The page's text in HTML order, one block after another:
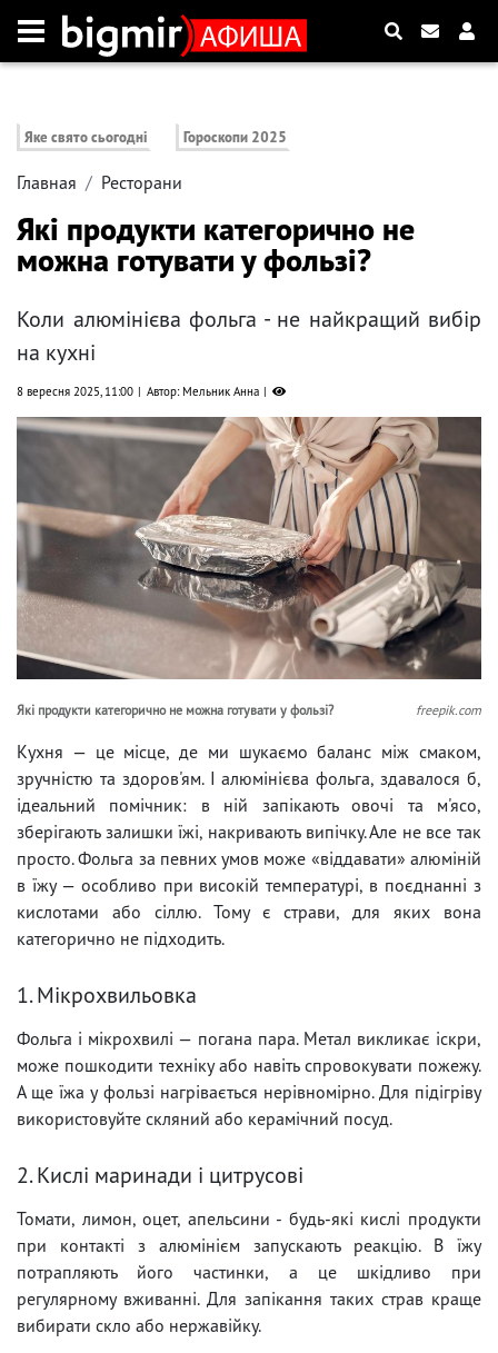
Яке свято сьогодні Гороскопи 2025
Главная Ресторани
Які продукти категорично не
можна готувати у фользі?
Коли алюмінієва фольга - не найкращий вибір
на кухні
8 вересня 2025, 11:00 Автор: Мельник Анна
Які продукти категорично не можна готувати у фользі? freepik.com
Кухня — це місце, де ми шукаємо баланс між смаком,
зручністю та здоров'ям. І алюмінієва фольга, здавалося б,
ідеальний помічник: в ній запікають овочі та м'ясо,
зберігають залишки їжі, накривають випічку. Але не все так
просто. Фольга за певних умов може «віддавати» алюміній
в їжу — особливо при високій температурі, в поєднанні з
кислотами або сіллю. Тому є страви, для яких вона
категорично не підходить.
1. Мікрохвильовка
Фольга і мікрохвилі — погана пара. Метал викликає іскри,
може пошкодити техніку або навіть спровокувати пожежу.
А ще їжа у фользі нагрівається нерівномірно. Для підігріву
використовуйте скляний або керамічний посуд.
2. Кислі маринади і цитрусові
Томати, лимон, оцет, апельсини - будь-які кислі продукти
при контакті з алюмінієм запускають реакцію. В їжу
потрапляють його частинки, а це шкідливо при
регулярному вживанні. Для запікання таких страв краще
вибирати скло або нержавійку.